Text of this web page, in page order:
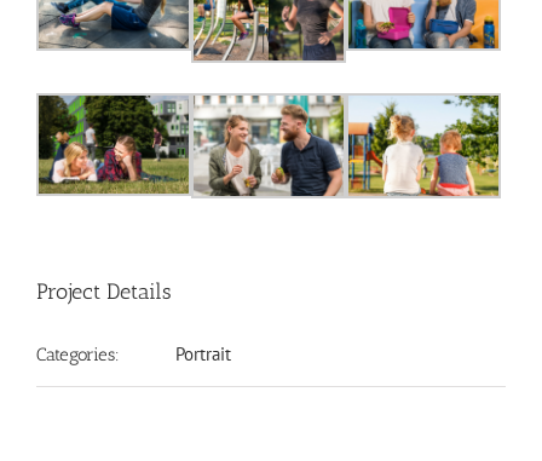
Project Details
Categories: Portrait